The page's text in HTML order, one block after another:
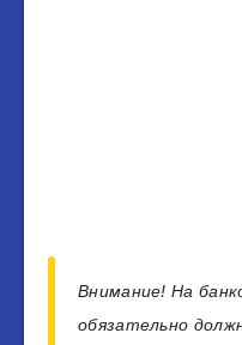
Внимание! На
обязательно